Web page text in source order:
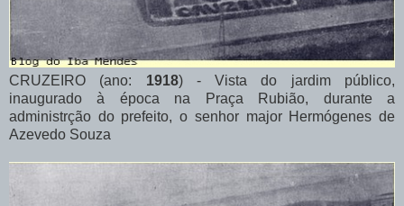
CRUZEIRO (ano: 1918) - Vista do jardim público,
inaugurado à época na Praça Rubião, durante a
administrção do prefeito, o senhor major Hermógenes de
Azevedo Souza